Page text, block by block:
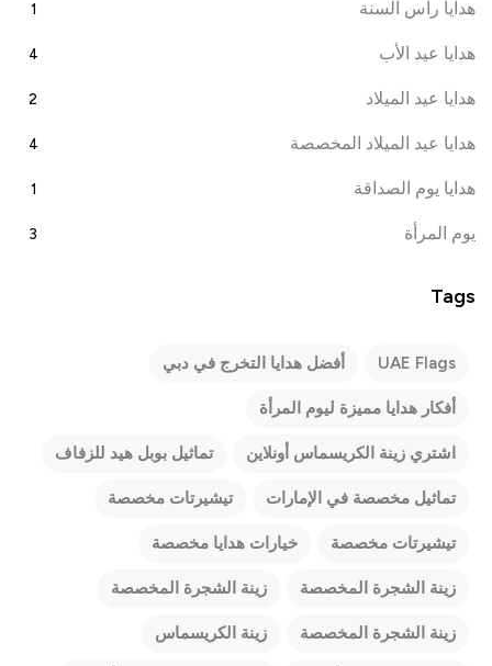
هدايا راس السنة 1
هدايا عيد الأب 4
هدايا عيد الميلاد 2
هدايا عيد الميلاد المخصصة 4
هدايا يوم الصداقة 1
يوم المرأة 3
Tags
UAE Flags أفضل هدايا التخرج في دبي
أفكار هدايا مميزة ليوم المرأة
اشتري زينة الكريسماس أونلاين تماثيل بوبل هيد للزفاف
تماثيل مخصصة في الإمارات تيشيرتات مخصصة
تيشيرتات مخصصة خيارات هدايا مخصصة
زينة الشجرة المخصصة زينة الشجرة المخصصة
زينة الشجرة المخصصة زينة الكريسماس